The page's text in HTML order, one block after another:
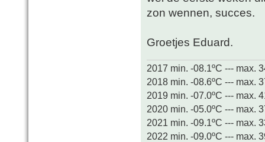
zon wennen, succes.
Groetjes Eduard.
2017 min. -08.1ºC --- max.
2018 min. -08.6ºC --- max.
2019 min. -07.0ºC --- max.
2020 min. -05.0ºC --- max.
2021 min. -09.1ºC --- max.
2022 min. -09.0ºC --- max.